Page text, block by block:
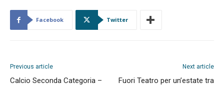
Facebook Twitter
Previous article
Calcio Seconda Categoria –
Next article
Fuori Teatro per un’estate tra